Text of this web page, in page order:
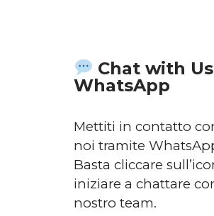
Chat with
WhatsApp
Mettiti in contatto
noi tramite
Basta cliccare
iniziare a chattare
nostro team.